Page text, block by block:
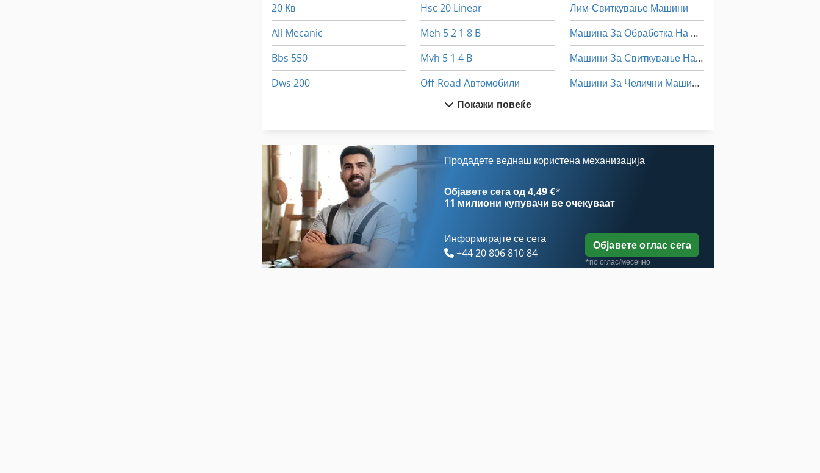
20 Кв
All Mecanic
Bbs 550
Dws 200
Ex Прес Центар
Fngj 20
Hsc 20 Linear
Meh 5 2 1 8 B
Mvh 5 1 4 B
Off-Road Автомобили
Stavostroj Vp 200
Zett Хаос Технологија Gmbh
Лим-Свиткување Машини
Машина За Обработка На Лим
Машини За Свиткување На Железо
Машини За Челични Машини За Мелење И Мелење
Покажи повеќе
Продадете веднаш користена механизација
Објавете сега од 4,49 €*
11 милиони купувачи ве очекуваат
Информирајте се сега
+44 20 806 810 84
Објавете оглас сега
*по оглас/месечно